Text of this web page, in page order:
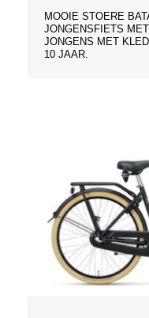
MOOIE STOERE
JONGENSFIETS
JONGENS MET
10 JAAR.